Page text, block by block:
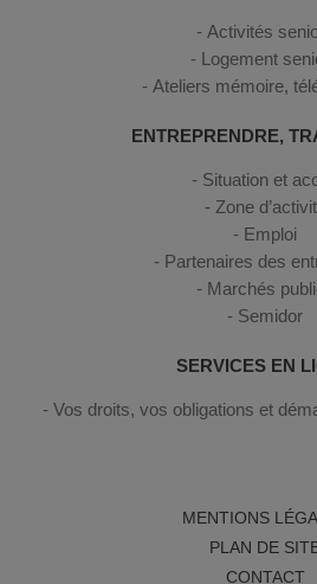
Activités
Logement
Ateliers mémoire,
ENTREPRENDRE,
Situation et
Zone
Emploi
Partenaires des
Marchés
Semidor
SERVICES EN
Vos droits, vos obligations et
MENTIONS
PLAN DE
CONTACT